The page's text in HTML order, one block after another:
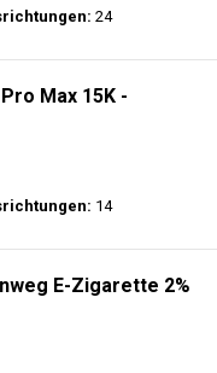
24
Max 15K -
14
E-Zigarette 2%